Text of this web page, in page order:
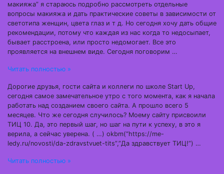
макияжа” я стараюсь подробно рассмотреть отдельные
вопросы макияжа и дать практические советы в зависимости от
светотипа женщин, цвета глаз и т д. Но сегодня хочу дать общие
рекомендации, потому что каждая из нас когда то недосыпает,
бывает расстроена, или просто недомогает. Все это
проявляется на внешнем виде. Сегодня поговорим …
Читать полностью »
Дорогие друзья, гости сайта и коллеги по школе Start Up,
сегодня самое замечательное утро с того момента, как я начала
работать над созданием своего сайта. А прошло всего 5
месяцев. Что же сегодня случилось? Моему сайту присвоили
ТИЦ 10. Да, это первый шаг, но шаг на пути к успеху, в это я
верила, а сейчас уверена. ( …) okbm(“https://me-
ledy.ru/novosti/da-zdravstvuet-tits”,”Да здравствует ТИЦ!”) …
Читать полностью »